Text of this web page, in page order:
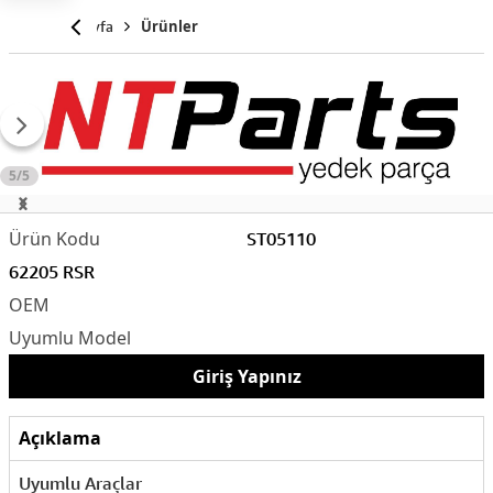
Anasayfa Ürünler
5/5
ST05110
62205 RSR
Giriş Yapınız
Açıklama
Uyumlu Araçlar